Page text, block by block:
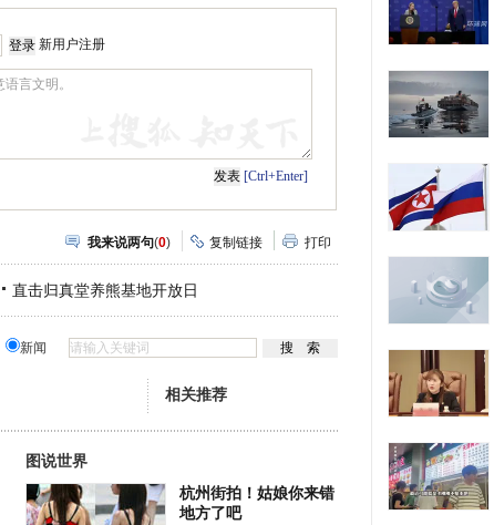
新用户注册
[Ctrl+Enter]
我来说两句(0) 复制链接 打印
直击归真堂养熊基地开放日
新闻
相关推荐
图说世界
杭州街拍！姑娘你来错
地方了吧